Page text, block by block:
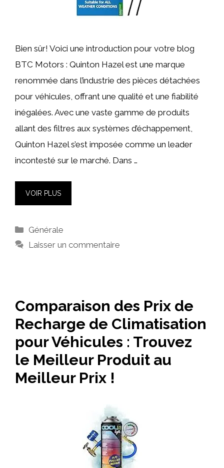
Bien sûr! Voici une introduction pour votre blog
BTC Motors : Quinton Hazel est une marque
renommée dans l’industrie des pièces détachées
pour véhicules, offrant une qualité et une fiabilité
inégalées. Avec une vaste gamme de produits
allant des filtres aux systèmes d’échappement,
Quinton Hazel s’est imposée comme un leader
incontesté sur le marché. Dans …
VOIR PLUS
Catégories
Générale
Laisser un commentaire
Comparaison des Prix de
Recharge de Climatisation
pour Véhicules : Trouvez
le Meilleur Produit au
Meilleur Prix !